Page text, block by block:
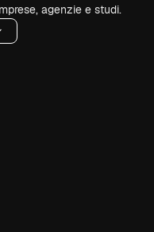
agenzie e studi.